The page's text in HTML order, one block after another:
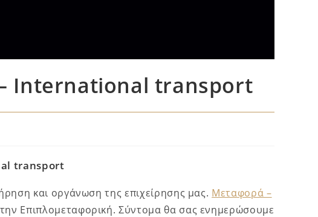
International transport
transport
και οργάνωση της επιχείρησης μας. Μεταφορά –
Επιπλομεταφορική. Σύντομα θα σας ενημερώσουμε